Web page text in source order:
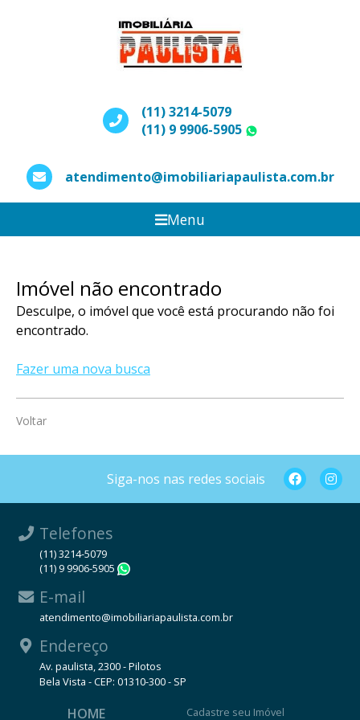
(11) 3214-5079
(11) 9 9906-5905
atendimento@imobiliariapaulista.com.br
Menu
Imóvel não encontrado
Desculpe, o imóvel que você está procurando não foi
encontrado.
Fazer uma nova busca
Voltar
Siga-nos nas redes sociais
Telefones
(11) 3214-5079
(11) 9 9906-5905
E-mail
atendimento@imobiliariapaulista.com.br
Endereço
Av. paulista, 2300 - Pilotos
Bela Vista - CEP: 01310-300 - SP
HOME Cadastre seu Imóvel